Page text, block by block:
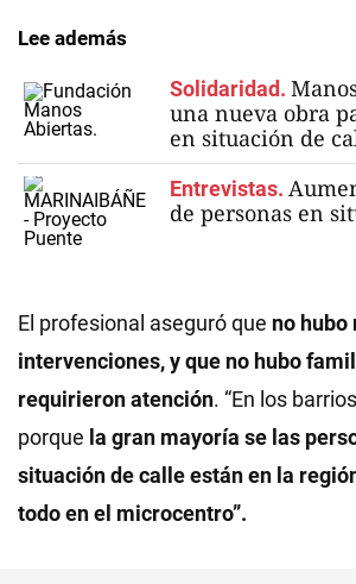
Lee además
Solidaridad.
una nueva obra
en situación de
Entrevistas.
de personas en
El profesional aseguró que no hubo
intervenciones, y que no hubo
requirieron atención. “En los
porque la gran mayoría se las
situación de calle están en la
todo en el microcentro”.